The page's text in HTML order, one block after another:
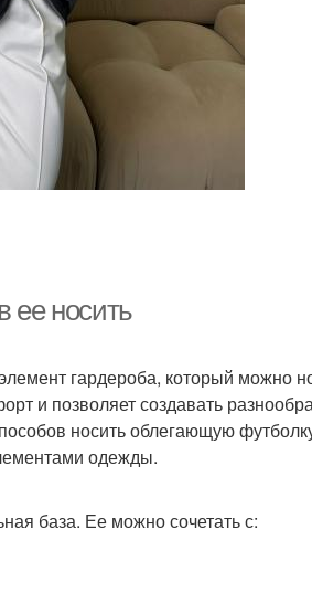
ее носить
гардероба, который можно
и позволяет создавать
носить облегающую
одежды.
база. Ее можно сочетать с: